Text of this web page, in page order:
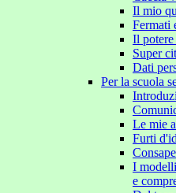
Il mio
Fermati
Il
Super
Dati
Per la scuola
Le mie
Furti
I
e